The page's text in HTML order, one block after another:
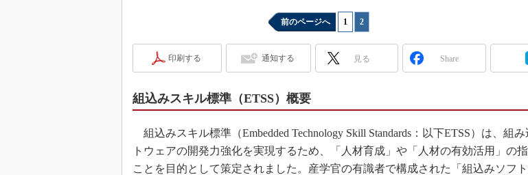
EdgeTech+
車載ソフト開発
ISO26262
デジタルツインとCAE
S＆OP
前のページへ 1 2
印刷する 通知する 見る Share
組込みスキル標準（ETSS）概要
組込みスキル標準（Embedded Technology Skill Standards：以下ETSS）は、組
トウェアの開発力強化を実現するため、「人材育成」や「人材の有効活用」の
ことを目的として策定されました。産学官の有識者で構成された「組込みソフ